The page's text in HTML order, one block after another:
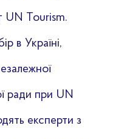
UN Tourism.
в Україні,
ради при UN
експерти з